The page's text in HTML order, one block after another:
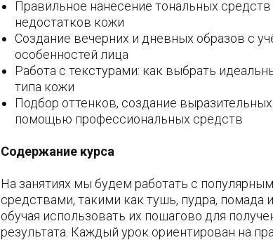
Правильное нанесение тональных
недостатков кожи
Создание вечерних и дневных образов с
особенностей лица
Работа с текстурами: как выбрать
типа кожи
Подбор оттенков, создание выразительных
помощью профессиональных средств
Содержание курса
На занятиях мы будем работать с
средствами, такими как тушь, пудра, помада
обучая использовать их пошагово для
результата. Каждый урок ориентирован на